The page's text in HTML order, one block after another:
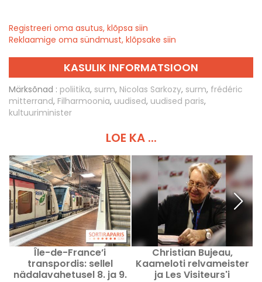
Registreeri oma asutus, klõpsa siin
Reklaamige oma sündmust, klõpsake siin
KASULIK INFORMATSIOON
Märksõnad : poliitika, surm, Nicolas Sarkozy, surm, frédéric
mitterrand, Filharmoonia, uudised, uudised paris,
kultuuriminister
LOE KA ...
Île-de-France’i
transpordis: sellel
nädalavahetusel 8. ja 9.
Christian Bujeau,
Kaameloti relvameister
ja Les Visiteurs'i